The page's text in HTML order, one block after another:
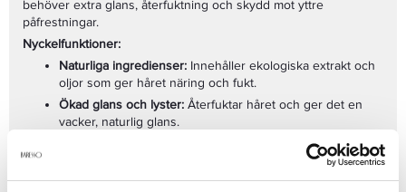
behöver extra glans, återfuktning och skydd mot yttre
påfrestningar.
Nyckelfunktioner:
Naturliga ingredienser: Innehåller ekologiska extrakt och
oljor som ger håret näring och fukt.
Ökad glans och lyster: Återfuktar håret och ger det en
vacker, naturlig glans.
Lämnar håret mjukt och hanterbart utan
Mild och ren formel:Passar för känslig hårbotten och alla